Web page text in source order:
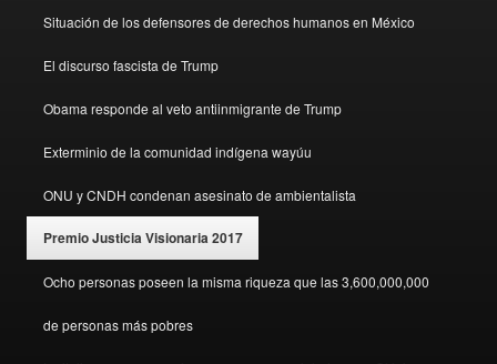
Situación de los defensores de derechos humanos en México
El discurso fascista de Trump
Obama responde al veto antiinmigrante de Trump
Exterminio de la comunidad indígena wayúu
ONU y CNDH condenan asesinato de ambientalista
Premio Justicia Visionaria 2017
Ocho personas poseen la misma riqueza que las 3,600,000,000
de personas más pobres